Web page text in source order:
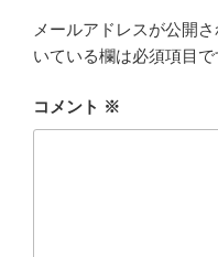
メールアドレスが公開
いている欄は必須項目で
コメント ※